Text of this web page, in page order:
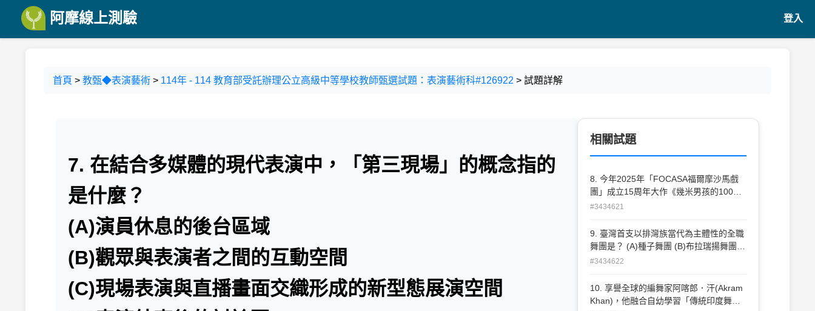
阿摩線上測驗 登入
首頁 > 教甄◆表演藝術 > 114年 - 114 教育部受託辦理公立高級中等學校教師甄選試題：表演藝術科#126922 > 試題詳解
7. 在結合多媒體的現代表演中，「第三現場」的概念指的
是什麼？
(A)演員休息的後台區域
(B)觀眾與表演者之間的互動空間
(C)現場表演與直播畫面交織形成的新型態展演空間
相關試題
8. 今年2025年「FOCASA福爾摩沙馬戲
團」成立15周年大作《幾米男孩的100次
勇敢》，是臺灣第一齣馬戲帳篷定目劇，
吳念真 (D)黎煥雄。
#3434621
9. 臺灣首支以排灣族當代為主體性的全職
舞團是？ (A)種子舞團 (B)布拉瑞揚舞團
(C)原舞者 (D)蒂摩爾古薪舞集。
#3434622
10. 享譽全球的編舞家阿喀郎．汗(Akram
Khan)，他融合自幼學習「傳統印度舞